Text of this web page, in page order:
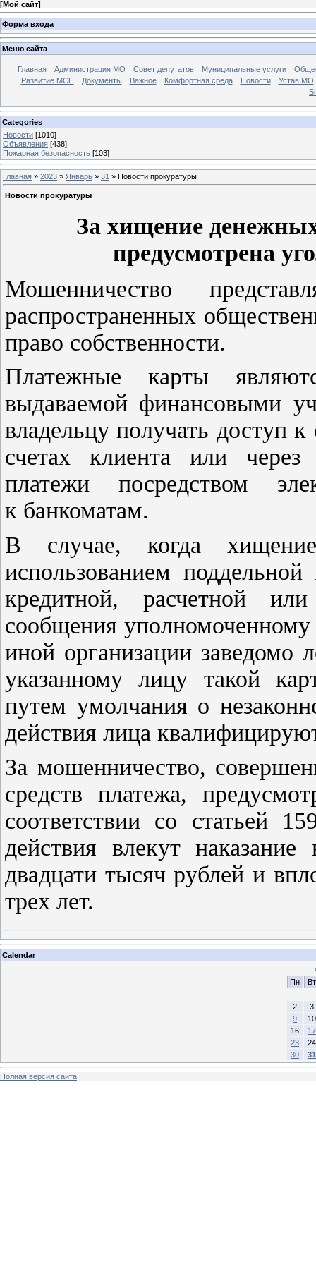
[Мой сайт]
Форма входа
Меню сайта
Главная Администрация МО Совет депутатов Муниципальные услуги
Развитие МСП
Документы Важное Комфортная среда Новости
Устав МО
Categories
Новости [1010]
Объявления [438]
Пожарная безопасность [103]
Главная » 2023 » Январь » 31 » Новости прокуратуры
Новости прокуратуры
За хищение
предусмотрена
Мошенничество
распространенных
право собственности.
Платежные карты
выдаваемой финансовыми
владельцу получать доступ
счетах клиента или
платежи посредством
к банкоматам.
В случае, когда
использованием
кредитной, расчетной
сообщения уполномоченному
иной организации заведомо
указанному лицу такой
путем умолчания о
действия лица
За мошенничество,
средств платежа,
соответствии со статьей
действия влекут
двадцати тысяч рублей и
трех лет.
Calendar
Пн
Вт
2
3
9
10
16
17
23
24
30
31
Полная версия сайта